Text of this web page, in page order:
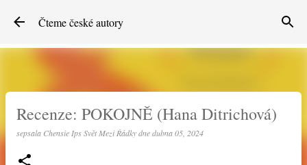
Přeskočit na hlavní obsah
Čteme české autory
Recenze: POKOJNĚ (Hana Ditrichová)
sepsala Chensie Ips Svět Mezi Řádkydnedubna 05, 2024